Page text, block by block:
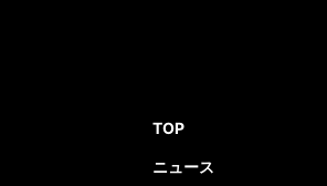
TOP
ニュース